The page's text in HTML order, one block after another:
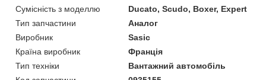
Сумісність з моделлю
Ducato, Scudo, Boxer, Expert
Тип запчастини
Аналог
Виробник
Sasic
Країна виробник
Франція
Тип техніки
Вантажний автомобіль